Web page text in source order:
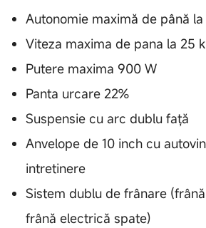
Autonomie maximă de până
Viteza maxima de pana la 25
Putere maxima 900 W
Panta urcare 22%
Suspensie cu arc dublu față
Anvelope de 10 inch cu
intretinere
Sistem dublu de frânare
frână electrică spate)